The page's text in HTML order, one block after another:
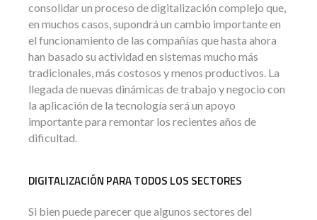
consolidar un proceso de digitalización complejo que,
en muchos casos, supondrá un cambio importante en
el funcionamiento de las compañías que hasta ahora
han basado su actividad en sistemas mucho más
tradicionales, más costosos y menos productivos. La
llegada de nuevas dinámicas de trabajo y negocio con
la aplicación de la tecnología será un apoyo
importante para remontar los recientes años de
dificultad.
DIGITALIZACIÓN PARA TODOS LOS SECTORES
Si bien puede parecer que algunos sectores del